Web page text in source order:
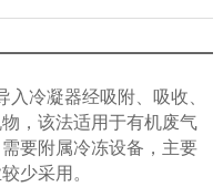
冷凝器经吸附、吸收、
，该法适用于有机废气
要附属冷冻设备，主要
少采用。